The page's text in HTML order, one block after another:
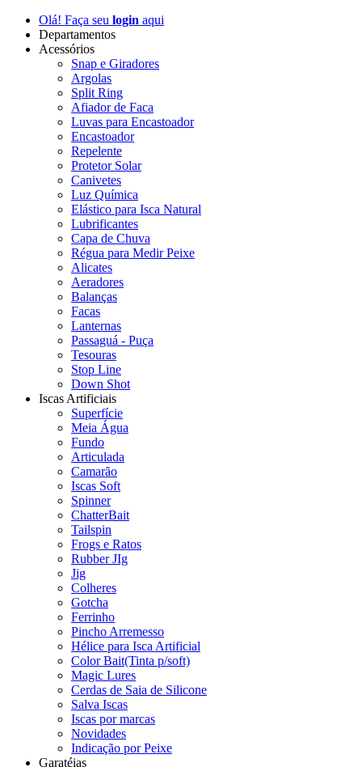
Olá! Faça seu login aqui
Departamentos
Acessórios
Snap e Giradores
Argolas
Split Ring
Afiador de Faca
Luvas para Encastoador
Encastoador
Repelente
Protetor Solar
Canivetes
Luz Química
Elástico para Isca Natural
Lubrificantes
Capa de Chuva
Régua para Medir Peixe
Alicates
Aeradores
Balanças
Facas
Lanternas
Passaguá - Puça
Tesouras
Stop Line
Down Shot
Iscas Artificiais
Superfície
Meia Água
Fundo
Articulada
Camarão
Iscas Soft
Spinner
ChatterBait
Tailspin
Frogs e Ratos
Rubber JIg
Jig
Colheres
Gotcha
Ferrinho
Pincho Arremesso
Hélice para Isca Artificial
Color Bait(Tinta p/soft)
Magic Lures
Cerdas de Saia de Silicone
Salva Iscas
Iscas por marcas
Novidades
Indicação por Peixe
Garatéias